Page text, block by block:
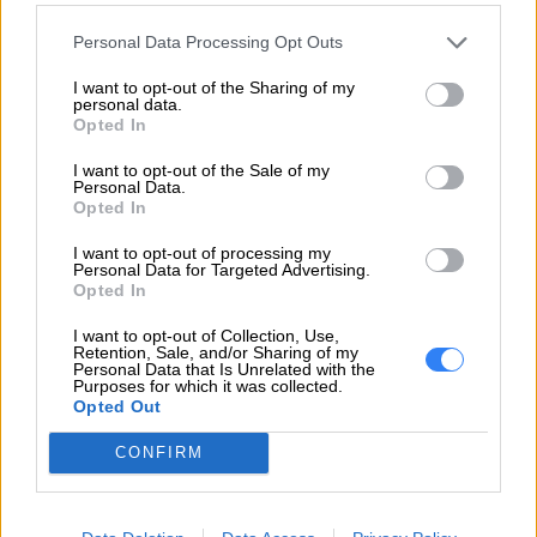
Personal Data Processing Opt Outs
I want to opt-out of the Sharing of my
personal data.
Opted In
I want to opt-out of the Sale of my
Personal Data.
Opted In
I want to opt-out of processing my
Personal Data for Targeted Advertising.
Opted In
I want to opt-out of Collection, Use,
Retention, Sale, and/or Sharing of my
Personal Data that Is Unrelated with the
Purposes for which it was collected.
Opted Out
CONFIRM
sąlaptopy Lenovoz serii ThinkPad L, w skład
której wchodzą modele L490, L590, L390 oraz
wspólną – są idealne do pracy biurowej i
zapewniają niezawodne działanie nawet w
przypadku intensywnej eksploatacji.
ThinkPad L – wszystko, czego
potrzebujesz do pracy!
znakomitymi parametrami, dostosowanymi do